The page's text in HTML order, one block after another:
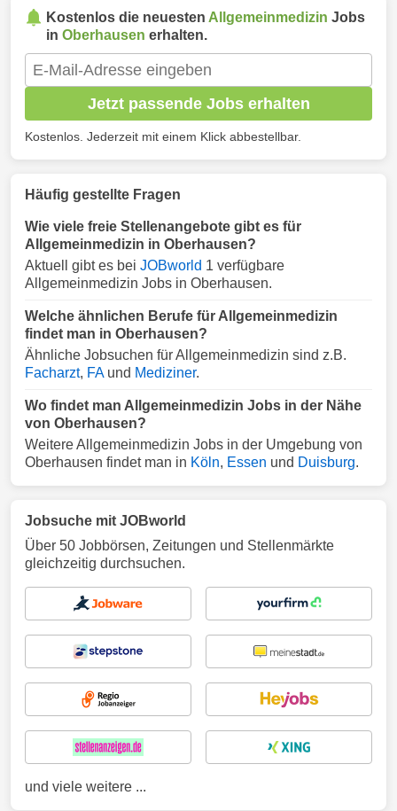
Kostenlos die neuesten Allgemeinmedizin Jobs
in Oberhausen erhalten.
Jetzt passende Jobs erhalten
Kostenlos. Jederzeit mit einem Klick abbestellbar.
Häufig gestellte Fragen
Wie viele freie Stellenangebote gibt es für
Allgemeinmedizin in Oberhausen?
Aktuell gibt es bei JOBworld 1 verfügbare
Allgemeinmedizin Jobs in Oberhausen.
Welche ähnlichen Berufe für Allgemeinmedizin
findet man in Oberhausen?
Ähnliche Jobsuchen für Allgemeinmedizin sind z.B.
Facharzt, FAund Mediziner.
Wo findet man Allgemeinmedizin Jobs in der Nähe
von Oberhausen?
Weitere Allgemeinmedizin Jobs in der Umgebung von
Oberhausen findet man in Köln, Essen und Duisburg.
Jobsuche mit JOBworld
Über 50 Jobbörsen, Zeitungen und Stellenmärkte
gleichzeitig durchsuchen.
und viele weitere ...